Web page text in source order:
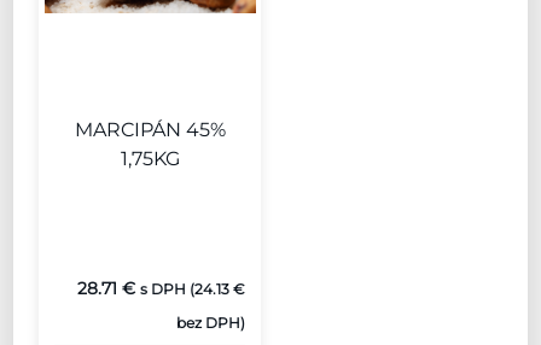
MARCIPÁN 45%
1,75KG
28.71€ s DPH (24.13€
bez DPH)